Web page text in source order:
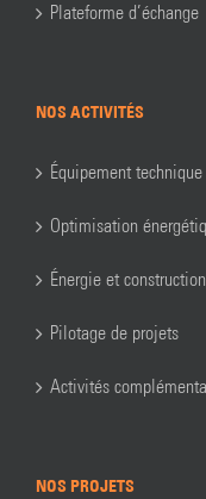
Plateforme d’échange
NOS ACTIVITÉS
Équipement
Optimisation
Énergie et
Pilotage de projets
Activités
NOS PROJETS